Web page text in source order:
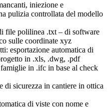
iniezione e
pulizia controllata del modello
file polilinea .txt – di software
sulle coordinate xyz
esportazione automatica di
in .xls, .dwg, .pdf
in .ifc in base al check
di sicurezza in cantiere in ottica
di viste con nome e